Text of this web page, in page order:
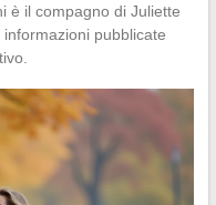
è il compagno di Juliette
pubblicate